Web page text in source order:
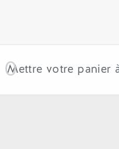
Mettre votre panier